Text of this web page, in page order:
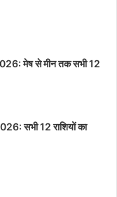
मेष से मीन तक सभी 12
सभी 12 राशियों का